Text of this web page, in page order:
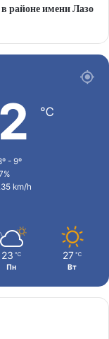
районе имени Лазо
℃
- 9º
km/h
23 ℃
Пн
27 ℃
Вт